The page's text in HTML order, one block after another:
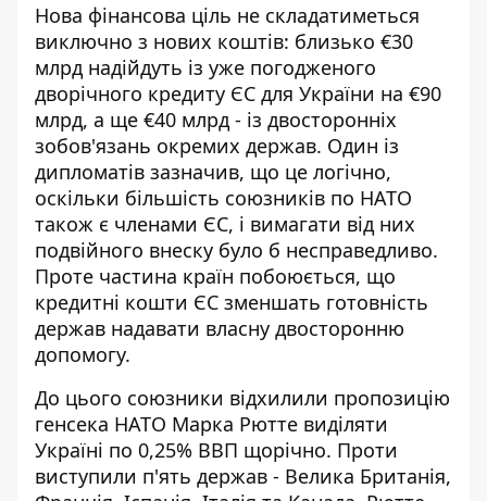
Нова фінансова ціль не складатиметься
виключно з нових коштів: близько €30
млрд надійдуть із уже погодженого
дворічного кредиту ЄС для України на €90
млрд, а ще €40 млрд - із двосторонніх
зобов'язань окремих держав. Один із
дипломатів зазначив, що це логічно,
оскільки більшість союзників по НАТО
також є членами ЄС, і вимагати від них
подвійного внеску було б несправедливо.
Проте частина країн побоюється, що
кредитні кошти ЄС зменшать готовність
держав надавати власну двосторонню
допомогу.
До цього союзники відхилили пропозицію
генсека НАТО Марка Рютте виділяти
Україні по 0,25% ВВП щорічно. Проти
виступили п'ять держав - Велика Британія,